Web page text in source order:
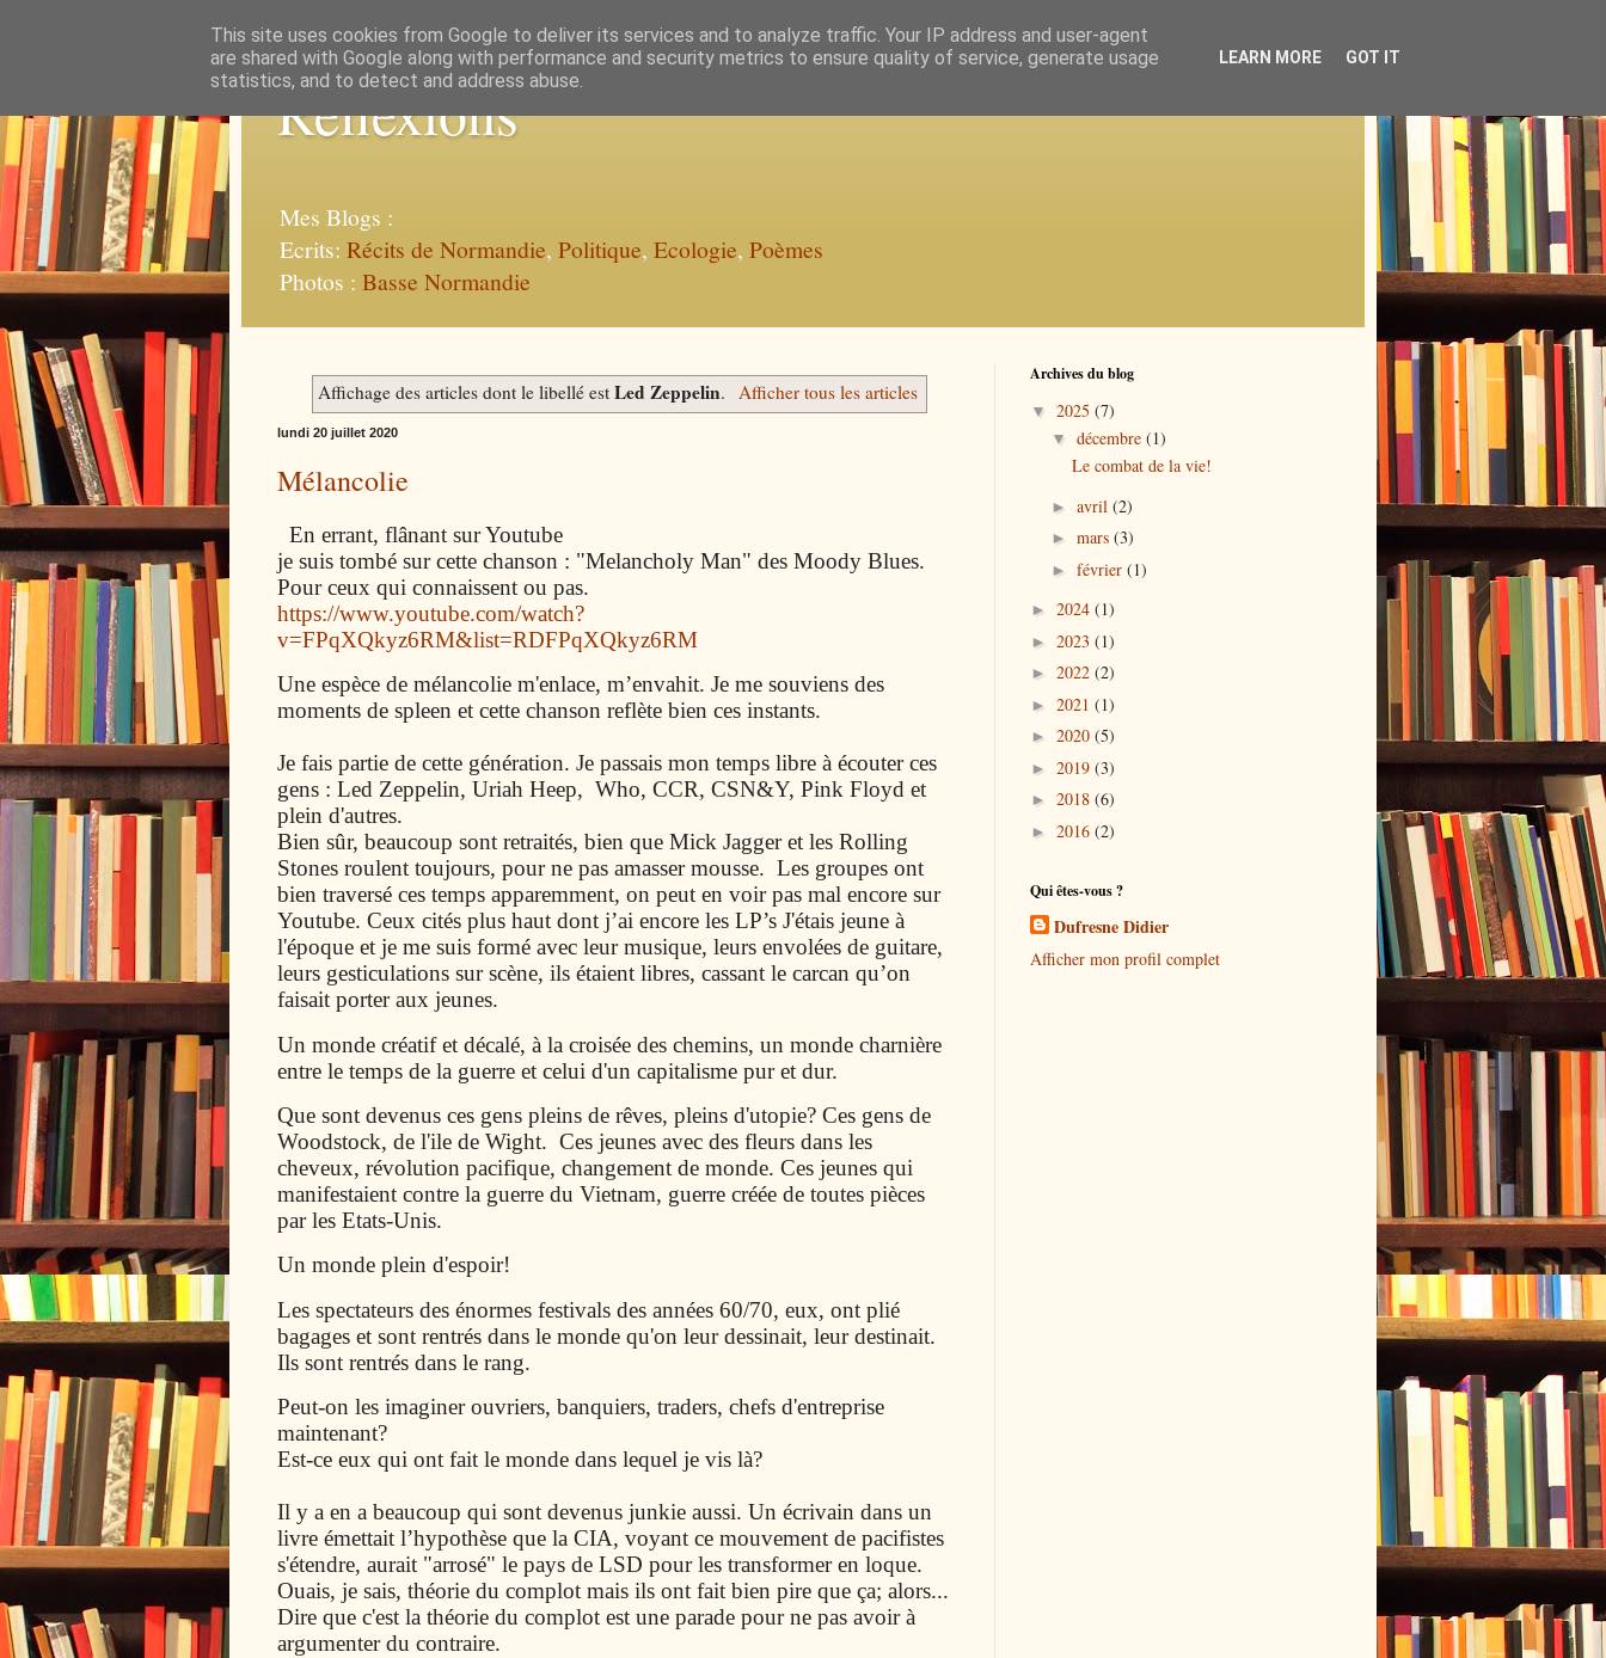
Réflexions
Mes Blogs :
Ecrits: Récits de Normandie, Politique, Ecologie, Poèmes
Photos : Basse Normandie
Affichage des articles dont le libellé estLed Zeppelin. Afficher tous les articles
lundi 20 juillet 2020
Mélancolie
En errant, flânant sur Youtube
je suis tombé sur cette chanson : "Melancholy Man" des Moody Blues.
Pour ceux qui connaissent ou pas.
https://www.youtube.com/watch?
v=FPqXQkyz6RM&list=RDFPqXQkyz6RM
Une espèce de mélancolie m'enlace, m’envahit. Je me souviens des
moments de spleen et cette chanson reflète bien ces instants.
Je fais partie de cette génération. Je passais mon temps libre à écouter ces
gens : Led Zeppelin, Uriah Heep, Who, CCR, CSN&Y, Pink Floyd et
plein d'autres.
Bien sûr, beaucoup sont retraités, bien que Mick Jagger et les Rolling
Stones roulent toujours, pour ne pas amasser mousse. Les groupes ont
bien traversé ces temps apparemment, on peut en voir pas mal encore sur
Youtube. Ceux cités plus haut dont j’ai encore les LP’s J'étais jeune à
l'époque et je me suis formé avec leur musique, leurs envolées de guitare,
leurs gesticulations sur scène, ils étaient libres, cassant le carcan qu’on
faisait porter aux jeunes.
Un monde créatif et décalé, à la croisée des chemins, un monde charnière
entre le temps de la guerre et celui d'un capitalisme pur et dur.
Que sont devenus ces gens pleins de rêves, pleins d'utopie? Ces gens de
Woodstock, de l'ile de Wight. Ces jeunes avec des fleurs dans les
cheveux, révolution pacifique, changement de monde. Ces jeunes qui
manifestaient contre la guerre du Vietnam, guerre créée de toutes pièces
par les Etats-Unis.
Un monde plein d'espoir!
Les spectateurs des énormes festivals des années 60/70, eux, ont plié
bagages et sont rentrés dans le monde qu'on leur dessinait, leur destinait.
Ils sont rentrés dans le rang.
Peut-on les imaginer ouvriers, banquiers, traders, chefs d'entreprise
maintenant?
Est-ce eux qui ont fait le monde dans lequel je vis là?
Il y a en a beaucoup qui sont devenus junkie aussi. Un écrivain dans un
livre émettait l’hypothèse que la CIA, voyant ce mouvement de pacifistes
s'étendre, aurait "arrosé" le pays de LSD pour les transformer en loque.
Ouais, je sais, théorie du complot mais ils ont fait bien pire que ça; alors...
Dire que c'est la théorie du complot est une parade pour ne pas avoir à
argumenter du contraire.
Archives du blog
▼ 2025 (7)
▼ décembre (1)
Le combat de la vie!
► avril (2)
► mars (3)
► février (1)
► 2024 (1)
► 2023 (1)
► 2022 (2)
► 2021 (1)
► 2020 (5)
► 2019 (3)
► 2018 (6)
► 2016 (2)
Qui êtes-vous ?
Dufresne Didier
Afficher mon profil complet
This site uses cookies from Google to deliver its services and to analyze traffic. Your IP address and user-agent
are shared with Google along with performance and security metrics to ensure quality of service, generate usage
statistics, and to detect and address abuse.
LEARN MORE GOT IT